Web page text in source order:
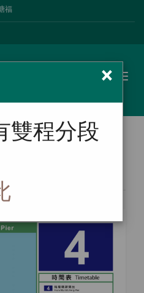
福
×
雙程分段